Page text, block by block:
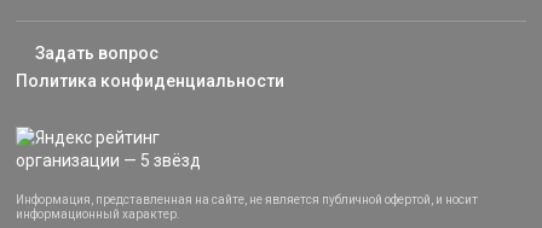
Задать вопрос
Политика конфиденциальности
Информация, представленная на сайте, не является публичной офертой, и носит
информационный характер.